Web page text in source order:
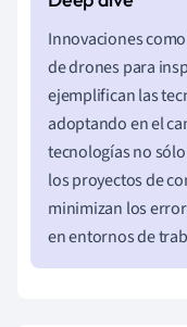
Innovaciones
de drones para
ejemplifican las
adoptando en el
tecnologías no
los proyectos de
minimizan los
en entornos de